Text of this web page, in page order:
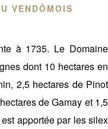
VENDÔMOIS
à 1735. Le Domaine
dont 10 hectares en
2,5 hectares de Pinot
de Gamay et 1,5
apportée par les silex